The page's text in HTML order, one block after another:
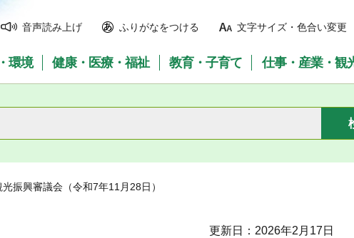
音声読み上げ ふりがなをつける 文字サイズ・色合い変更
環境 健康・医療・福祉 教育・子育て 仕事・産業・観
振興審議会（令和7年11月28日）
更新日：2026年2月17日